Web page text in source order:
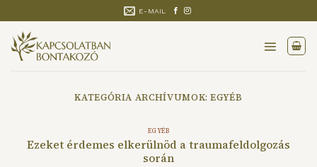
to
content
E-MAIL
KATEGÓRIA ARCHÍVUMOK:EGYÉB
EGYÉB
Ezeket érdemes elkerülnöd a traumafeldolgozás
során